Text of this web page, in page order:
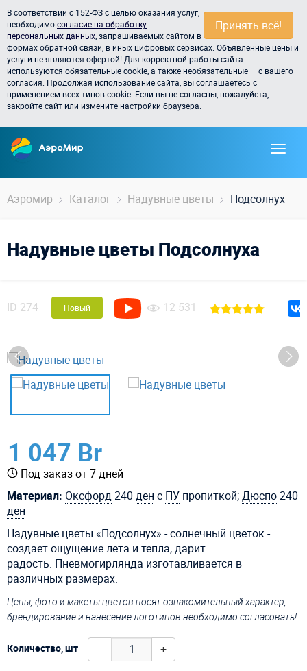
Принять всё!
В соответствии с 152-ФЗ с целью оказания услуг,
необходимосогласие на обработку
персональных данных , запрашиваемых сайтом в
формах обратной связи, в иных цифровых сервисах. Объявленные цены и
услуги не являются офертой! Для корректной работы сайта
используются обязательные cookie, а также необязательные — с вашего
согласия. Продолжая использование сайта, вы соглашаетесь с
применением всех типов cookie. Если вы не согласны, пожалуйста,
закройте сайт или измените настройки браузера.
Аэромир Каталог Надувные цветы Подсолнух
Надувные цветы Подсолнуха
ID 274 Новый 12 531
1 047 Br
Под заказ от 7 дней
Материал: Оксфорд240 ден с ПУ пропиткой;Дюспо240
ден
Надувные цветы «Подсолнух» - солнечный цветок -
создает ощущение лета и тепла, дарит
радость. Пневмогирлянда изготавливается в
различных размерах.
Цены, фото и макеты цветов носят ознакомительный характер,
брендирование и нанесение логотипов необходимо согласовать!
Количество, шт - +